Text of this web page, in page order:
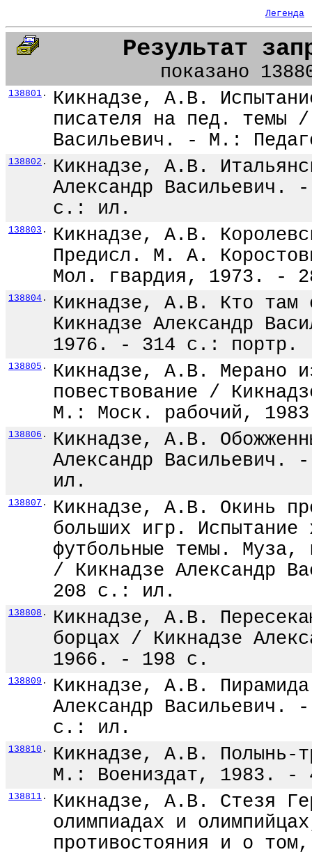
Легенда
Результат
показано
138801 .
Кикнадзе, А.В.
писателя на пед. темы /
Васильевич. - М.:
138802 .
Кикнадзе, А.В.
Александр
с.: ил.
138803 .
Кикнадзе, А.В.
Предисл. М. А.
Мол. гвардия, 1973. -
138804 .
Кикнадзе, А.В. Кто там
Кикнадзе Александр
1976. - 314 с.: портр.
138805 .
Кикнадзе, А.В. Мерано
повествование /
М.: Моск. рабочий,
138806 .
Кикнадзе, А.В.
Александр
ил.
138807 .
Кикнадзе, А.В. Окинь
больших игр. Испытание
футбольные темы. Муза,
/ Кикнадзе Александр
208 с.: ил.
138808 .
Кикнадзе, А.В.
борцах / Кикнадзе
1966. - 198 с.
138809 .
Кикнадзе, А.В.
Александр
с.: ил.
138810 .
Кикнадзе, А.В.
М.: Воениздат, 1983. -
138811 .
Кикнадзе, А.В. Стезя
олимпиадах и
противостояния и о